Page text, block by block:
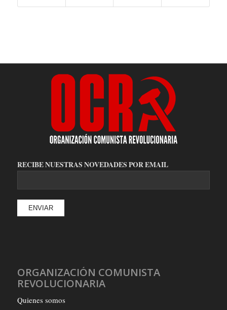
RECIBE NUESTRAS NOVEDADES POR EMAIL
ORGANIZACIÓN COMUNISTA
REVOLUCIONARIA
Quienes somos